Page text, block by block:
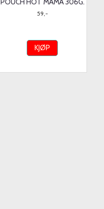
POUCH HOT MAMA 306G.
59,-
KJØP